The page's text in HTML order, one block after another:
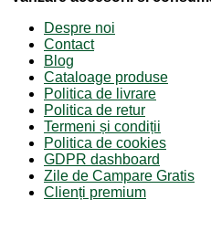
Despre noi
Contact
Blog
Cataloage produse
Politica de livrare
Politica de retur
Termeni și condiții
Politica de cookies
GDPR dashboard
Zile de Campare Gratis
Clienți premium